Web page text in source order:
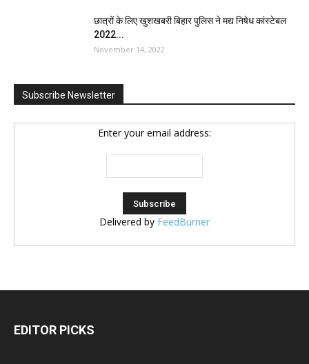
छात्रों के लिए खुशखबरी बिहार पुलिस ने मद्य निषेध कांस्टेबल
2022...
November 14, 2022
Subscribe Newsletter
Enter your email address:
Delivered by FeedBurner
EDITOR PICKS